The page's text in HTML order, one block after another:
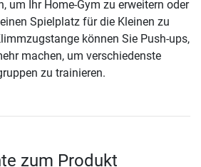
um Ihr Home-Gym zu erweitern oder
Spielplatz für die Kleinen zu
können Sie Push-ups,
machen, um verschiedenste
zu trainieren.
zum Produkt